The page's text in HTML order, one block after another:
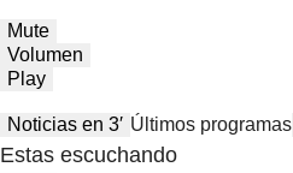
Mute
Volumen
Play
Noticias en 3′ Últimos programas
Estas escuchando